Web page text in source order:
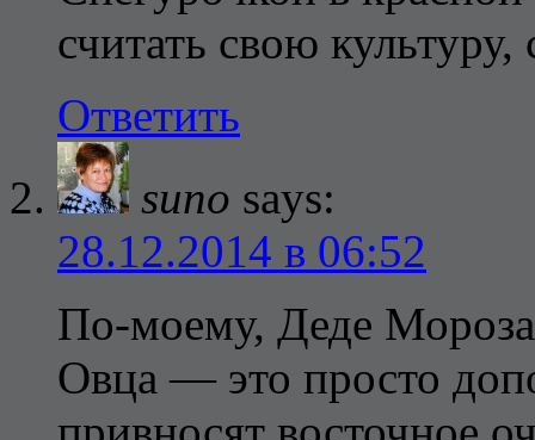
считать свою
Ответить
suno says:
28.12.2014 в 06:52
По-моему, Деде
Овца — это просто